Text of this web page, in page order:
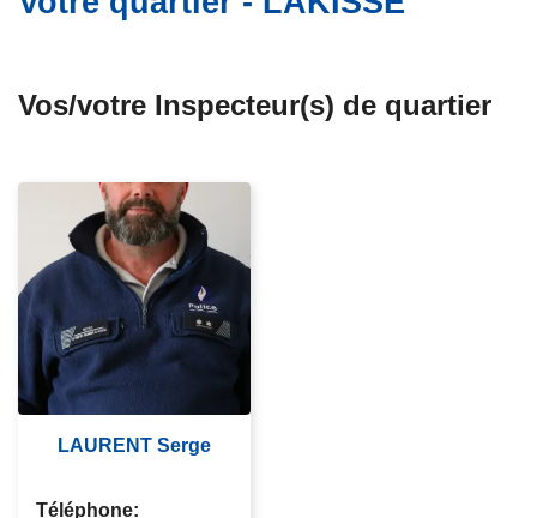
Vos/votre Inspecteur(s) de quartier
LAURENT Serge
Téléphone